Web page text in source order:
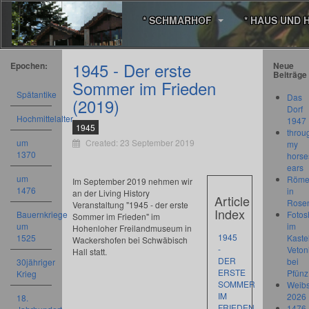
* SCHMARHOF * HAUS UND
1945 - Der erste
Sommer im Frieden
(2019)
1945
Created: 23 September 2019
Article
Index
1945
-
DER
ERSTE
SOMMER
IM
Im September 2019 nehmen wir
an der Living History
Veranstaltung "1945 - der erste
Sommer im Frieden" im
Hohenloher Freilandmuseum in
Wackershofen bei Schwäbisch
Hall statt.
Epochen:
Spätantike
Hochmittelalter
um
1370
um
1476
Bauernkriege
um
1525
30jähriger
Krieg
18.
Neue
Beiträge
Das
Dorf
1947
my
ears
in
im
bei
Pfünz
2026